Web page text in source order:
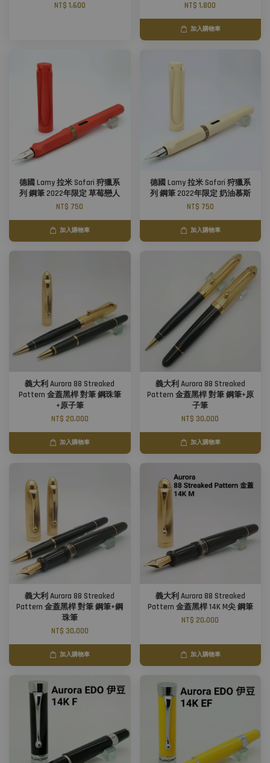
NT$ 1,600
NT$ 1,800
加入購物車
德國 Lamy 拉米 Safari 狩獵系
列 鋼筆 2022年限定 草莓戀人
NT$ 750
加入購物車
德國 Lamy 拉米 Safari 狩獵系
列 鋼筆 2022年限定 奶油慕斯
NT$ 750
加入購物車
義大利 Aurora 88 Streaked
Pattern 金蓋黑桿 對筆 鋼珠筆
+原子筆
NT$ 20,000
加入購物車
義大利 Aurora 88 Streaked
Pattern 金蓋黑桿 對筆 鋼筆+原
子筆
NT$ 30,000
加入購物車
義大利 Aurora 88 Streaked
Pattern 金蓋黑桿 對筆 鋼筆+鋼
珠筆
NT$ 30,000
加入購物車
義大利 Aurora 88 Streaked
Pattern 金蓋黑桿 14K M尖 鋼筆
NT$ 20,000
加入購物車